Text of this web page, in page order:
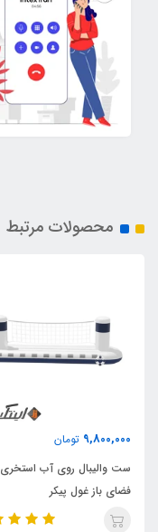
محصولات مرتبط
9,800,000 تومان
ست والیبال روی آب استخری
فضای باز غول پیکر